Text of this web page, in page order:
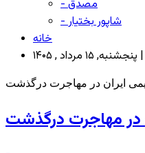
- مصدق
- شاپور بختیار
خانه
پنجشنبه, ۱۵ مرداد , ۱۴۰۵ |
ایران در مهاجرت درگذشت
در مهاجرت درگذشت